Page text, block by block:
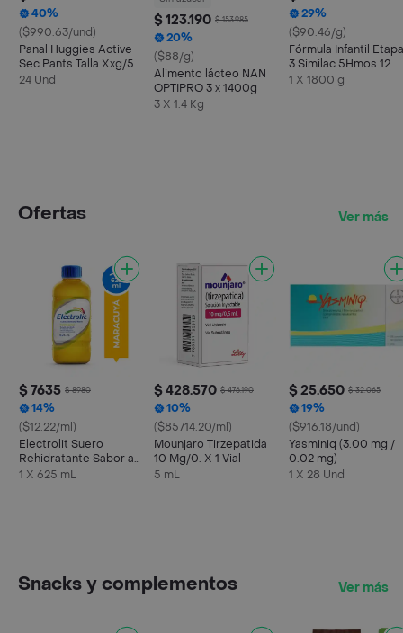
40%
($990.63/und)
Panal Huggies Active
Sec Pants Talla Xxg/5
24 Und
$ 123.190 $ 153.985
20%
($88/g)
Alimento lácteo NAN
OPTIPRO 3 x 1400g
3 X 1.4 Kg
29%
($90.46/g)
Fórmula Infantil Etapa
3 Similac 5Hmos 12
Meses en Adelante
1 X 1800 g
Ofertas Ver más
$ 7635 $ 8980
14%
($12.22/ml)
Electrolit Suero
Rehidratante Sabor a
Maracuyá
1 X 625 mL
$ 428.570 $ 476.190
10%
($85714.20/ml)
Mounjaro Tirzepatida
10 Mg/0. X 1 Vial
5 mL
$ 25.650 $ 32.065
19%
($916.18/und)
Yasminiq (3.00 mg /
0.02 mg)
1 X 28 Und
Snacks y complementos Ver más